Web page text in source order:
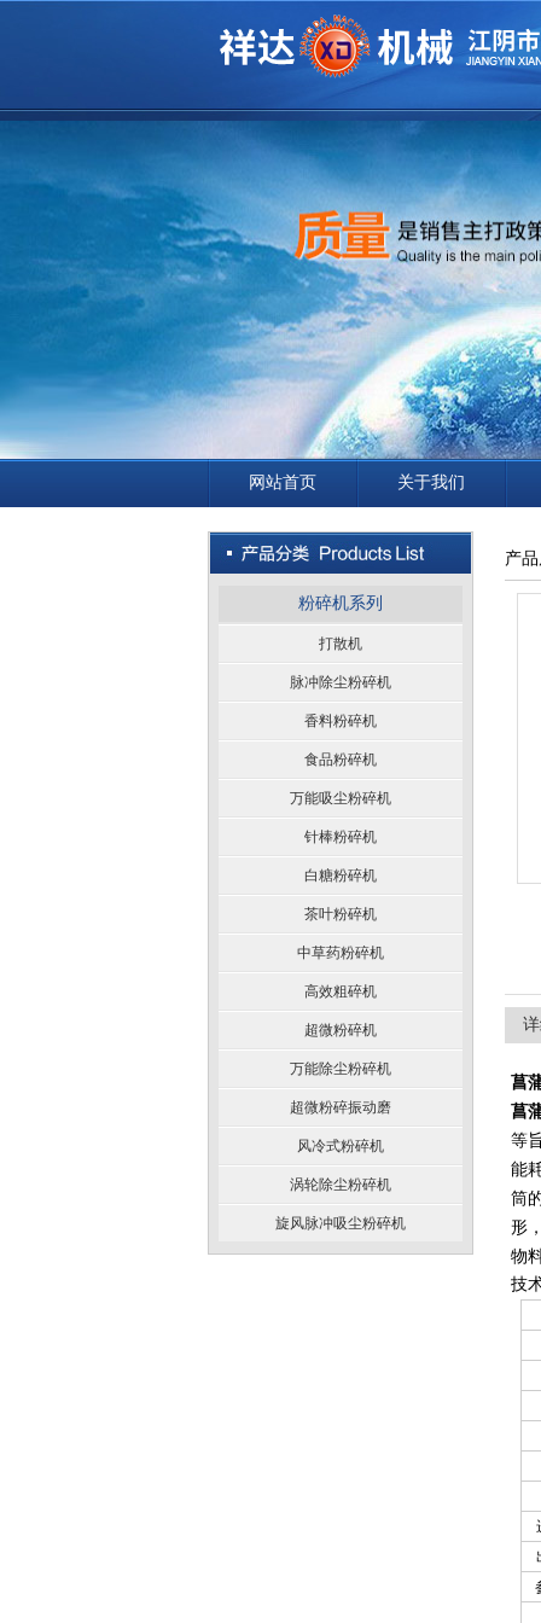
网站首页 关于我们
粉碎机系列
打散机
脉冲除尘粉碎机
香料粉碎机
食品粉碎机
万能吸尘粉碎机
针棒粉碎机
白糖粉碎机
茶叶粉碎机
中草药粉碎机
高效粗碎机
超微粉碎机
万能除尘粉碎机
超微粉碎振动磨
风冷式粉碎机
涡轮除尘粉碎机
旋风脉冲吸尘粉碎机
产
菖
菖
等
能
筒
形
物
技